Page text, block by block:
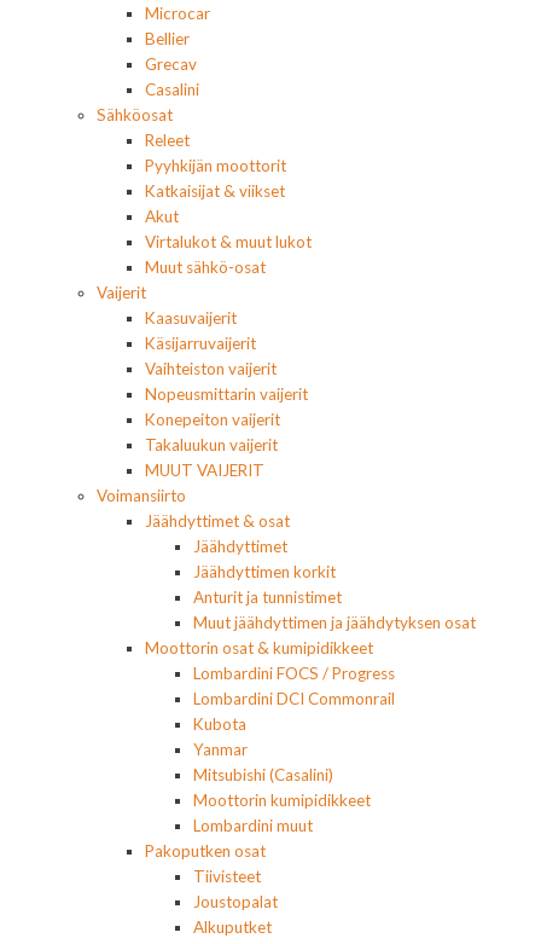
Microcar
Bellier
Grecav
Casalini
Sähköosat
Releet
Pyyhkijän moottorit
Katkaisijat & viikset
Akut
Virtalukot & muut lukot
Muut sähkö-osat
Vaijerit
Kaasuvaijerit
Käsijarruvaijerit
Vaihteiston vaijerit
Nopeusmittarin vaijerit
Konepeiton vaijerit
Takaluukun vaijerit
MUUT VAIJERIT
Voimansiirto
Jäähdyttimet & osat
Jäähdyttimet
Jäähdyttimen korkit
Anturit ja tunnistimet
Muut jäähdyttimen ja jäähdytyksen osat
Moottorin osat & kumipidikkeet
Lombardini FOCS / Progress
Lombardini DCI Commonrail
Kubota
Yanmar
Mitsubishi (Casalini)
Moottorin kumipidikkeet
Lombardini muut
Pakoputken osat
Tiivisteet
Joustopalat
Alkuputket